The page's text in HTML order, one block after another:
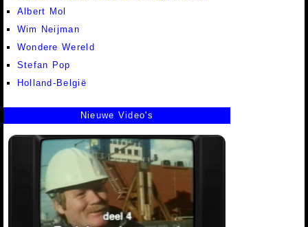
Albert Mol
Wim Neijman
Wondere Wereld
Stefan Pop
Holland-België
Nieuwe Video's